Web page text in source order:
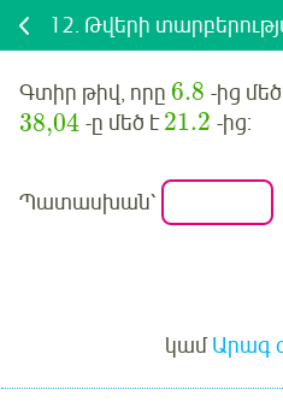
12. Թվերի
Գտիր թիվ, որը 6.8 -ից
38,04 -ը մեծ է21.2 -ից:
Պատասխան՝
կամԱրագ